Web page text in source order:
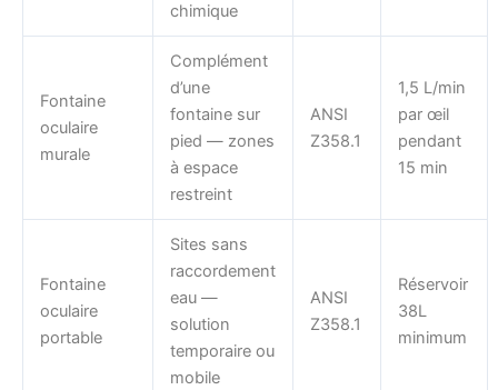
chimique
Fontaine
oculaire
murale
Complément
d’une
fontaine sur
pied — zones
à espace
restreint
ANSI
Z358.1
1,5 L/min
par œil
pendant
15 min
Fontaine
oculaire
portable
Sites sans
raccordement
eau —
solution
temporaire ou
mobile
ANSI
Z358.1
Réservoir
38L
minimum